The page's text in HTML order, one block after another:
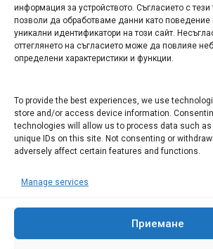
информация за устройството. Съгласието с
позволи да обработваме данни като поведение
уникални идентификатори на този сайт.
оттеглянето на съгласието може да повлияе
определени характеристики и функции.
To provide the best experiences, we use
store and/or access device information.
technologies will allow us to process data such as
unique IDs on this site. Not consenting or
adversely affect certain features and functions.
Manage services
Приемане
Арт галерия "Мостове" – магазин за
СЕВЕРОЗАПАДА ИНФОРМАЦИОНЕН
ТУРИСТИЧЕСКИ КЛЪСТЕР
ИНСТИТУЦИИ В
Административен съд Ловеч
Областна администрация Ловеч
ОДМВР Ловеч
Окръжен съд Ловеч